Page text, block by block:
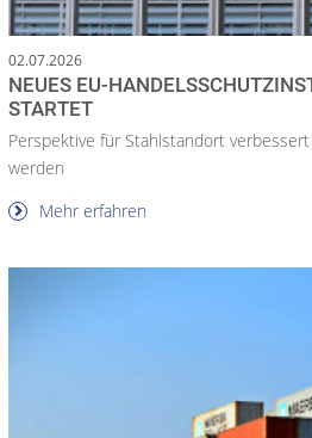
02.07.2026
NEUES EU-
STARTET
Perspektive für Stahlstandort
werden
Mehr erfahren